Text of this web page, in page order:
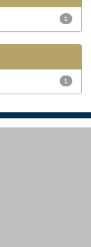
1
1